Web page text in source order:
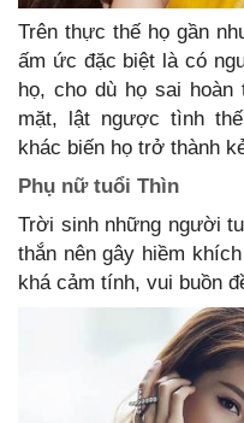
Trên thực thế họ gần
ấm ức đặc biệt là có
họ, cho dù họ sai
mặt, lật ngược tình
khác biến họ trở thành
Phụ nữ tuổi Thìn
Trời sinh những người
thắn nên gây hiềm
khá cảm tính, vui buồn